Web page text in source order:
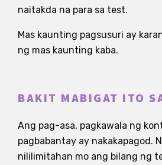
naitakda na para sa test.
Mas kaunting pagsusuri ay
ng mas kaunting kaba.
BAKIT MABIGAT ITO
Ang pag-asa, pagkawala ng
pagbabantay ay nakakapagod.
nililimitahan mo ang bilang ng